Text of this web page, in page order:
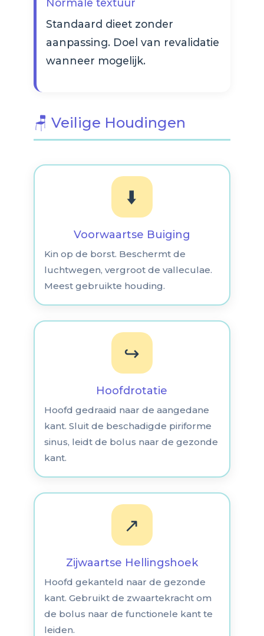
Normale textuur
Standaard dieet zonder
aanpassing. Doel van revalidatie
wanneer mogelijk.
🪑 Veilige Houdingen
⬇️
Voorwaartse Buiging
Kin op de borst. Beschermt de
luchtwegen, vergroot de valleculae.
Meest gebruikte houding.
↪️
Hoofdrotatie
Hoofd gedraaid naar de aangedane
kant. Sluit de beschadigde piriforme
sinus, leidt de bolus naar de gezonde
kant.
↗️
Zijwaartse Hellingshoek
Hoofd gekanteld naar de gezonde
kant. Gebruikt de zwaartekracht om
de bolus naar de functionele kant te
leiden.